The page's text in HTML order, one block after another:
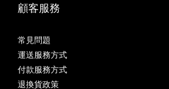
顧客服務
常見問題
運送服務方式
付款服務方式
退換貨政策